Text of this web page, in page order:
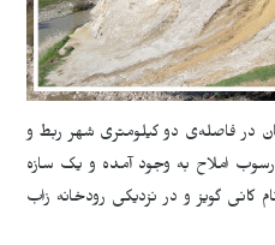
در فاصلەی دو کیلومتری شهر ربط و
املاح به وجود آمده و یک سازه
گویز و در نزدیکی رودخانه زاب